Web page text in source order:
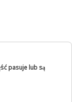
pasuje lub są